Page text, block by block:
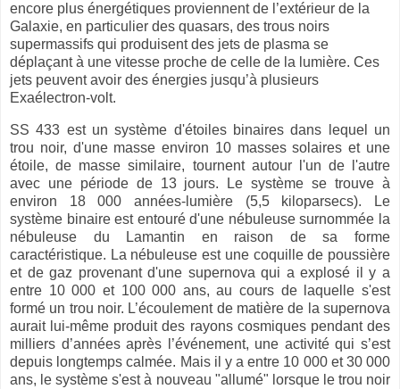
encore plus énergétiques proviennent de l’extérieur de la
Galaxie, en particulier des quasars, des trous noirs
supermassifs qui produisent des jets de plasma se
déplaçant à une vitesse proche de celle de la lumière. Ces
jets peuvent avoir des énergies jusqu’à plusieurs
Exaélectron-volt.
SS 433 est un système d'étoiles binaires dans lequel un
trou noir, d'une masse environ 10 masses solaires et une
étoile, de masse similaire, tournent autour l'un de l'autre
avec une période de 13 jours. Le système se trouve à
environ 18 000 années-lumière (5,5 kiloparsecs). Le
système binaire est entouré d'une nébuleuse surnommée la
nébuleuse du Lamantin en raison de sa forme
caractéristique. La nébuleuse est une coquille de poussière
et de gaz provenant d'une supernova qui a explosé il y a
entre 10 000 et 100 000 ans, au cours de laquelle s'est
formé un trou noir. L’écoulement de matière de la supernova
aurait lui-même produit des rayons cosmiques pendant des
milliers d’années après l’événement, une activité qui s’est
depuis longtemps calmée. Mais il y a entre 10 000 et 30 000
ans, le système s'est à nouveau "allumé" lorsque le trou noir